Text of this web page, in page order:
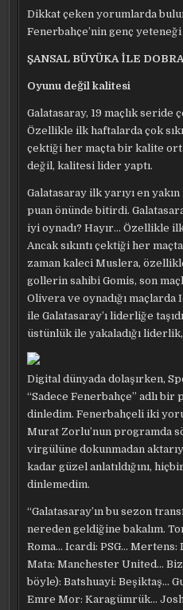
Dikkat çeken yorumlarda
Fenerbahçe’nin genç
ŞANSAL BÜYÜKA İLE
Oyunu değil kalitesi
Galatasaray, 19 maçlık seride
Özellikle ilk haftalarda çok
çektiği her maçta bir kalite
değil, kalitesi lider yaptı.
Galatasaray ilk yarıyı en
puan önünde bitirdi.
iyi oynadı? Hayır… Özellikle
Ancak sıkıntı çektiği her
zaman kaleci Muslera,
gollerin sahibi Gomis, son
Olivera ve oynadığı
ile Galatasaray’ı liderliğe
üstünlük ile yakaladığı
Digital dünyada dolaşırken,
“Sadece Fenerbahçe” adlı
dinledim. Fenerbahçeli iki
Murat Zorlu’nun programda
virgülüne dokunmadan
kadar güzel anlatıldığını,
dinlemedim.
“Galatasaray’ın bu sezon
nereden geldiğine bakalım.
Roma… Icardi: PSG…
Mata: Manchester United…
böyle): Batshuayi: Beşiktaş…
Emre Mor: Karagümrük…